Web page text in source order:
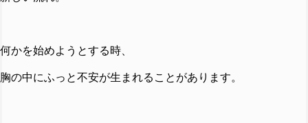
何かを始めようとする時、
胸の中にふっと不安が生まれることがあります。